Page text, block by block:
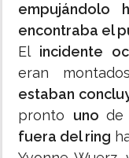
empujándolo
encontraba el
El incidente
eran
estaban
pronto unode
fuera del ring